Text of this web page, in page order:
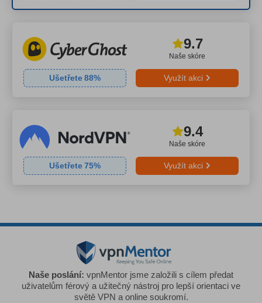
Naše skóre
9.7
Ušetřete88% Využít akci
Naše skóre
9.4
Ušetřete75% Využít akci
Naše poslání: vpnMentor jsme založili s cílem předat
uživatelům férový a užitečný nástroj pro lepší orientaci ve
světě VPN a online soukromí.